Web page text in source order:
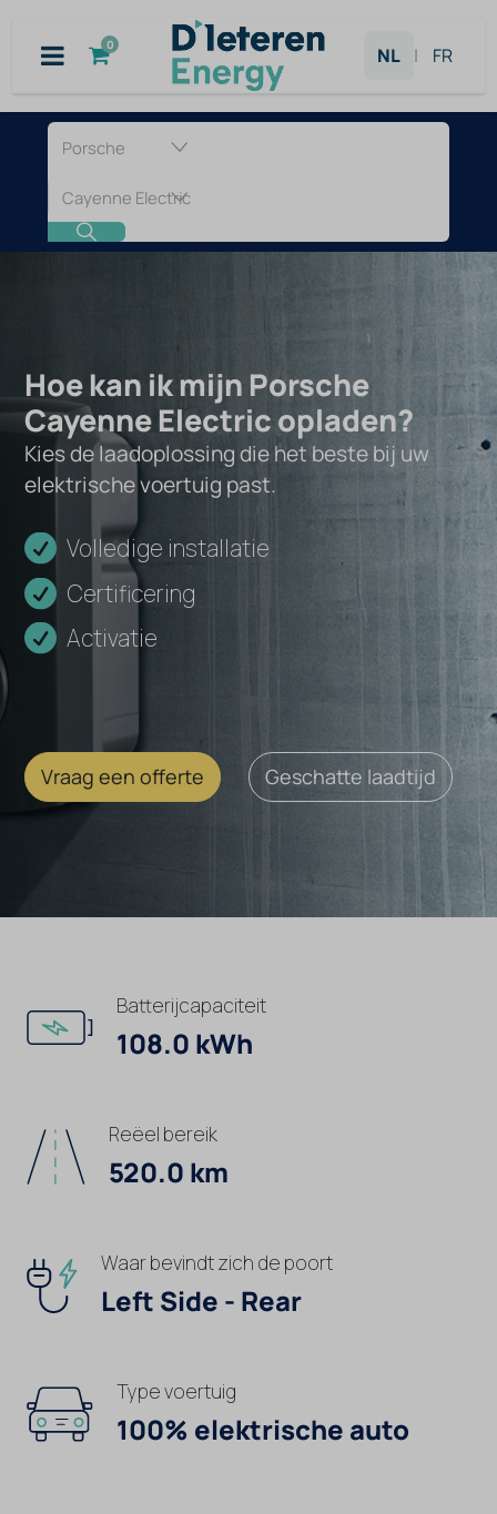
0 NL | FR
Laadpaal
voor
Porsche
Electric
Hoe kan ik mijn Porsche
Cayenne Electric opladen?
Kies de laadoplossing die het beste bij uw
elektrische voertuig past.
Volledige installatie
Certificering
Activatie
Vraag een offerte Geschatte laadtijd
Batterijcapaciteit
108.0 kWh
Reëel bereik
520.0 km
Waar bevindt zich de poort
Left Side - Rear
Type voertuig
100% elektrische auto